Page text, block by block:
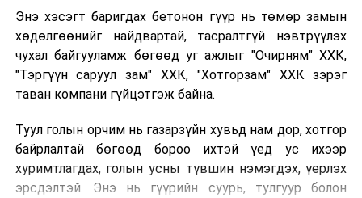
УНШСАН: 2066
ДАРААХ МЭДЭЭ
"Цэмбэгэр Улаанбаатар” давлагаанд 300 гаруй залуус
нэгдэж, хотоо цэвэрлэж байна
ӨМНӨХ МЭДЭЭ
2026” олон улсын чуулга уулзалт эхэллээ
Энэ хэсэгт баригдах бетонон гүүр нь төмөр замын
хөдөлгөөнийг найдвартай, тасралтгүй нэвтрүүлэх
чухал байгууламж бөгөөд уг ажлыг "Очирням" ХХК,
"Тэргүүн саруул зам" ХХК, "Хотгорзам" ХХК зэрэг
таван компани гүйцэтгэж байна.
Туул голын орчим нь газарзүйн хувьд нам дор, хотгор
байрлалтай бөгөөд бороо ихтэй үед ус ихээр
хуримтлагдах, голын усны түвшин нэмэгдэх, үерлэх
эрсдэлтэй. Энэ нь гүүрийн суурь, тулгуур болон